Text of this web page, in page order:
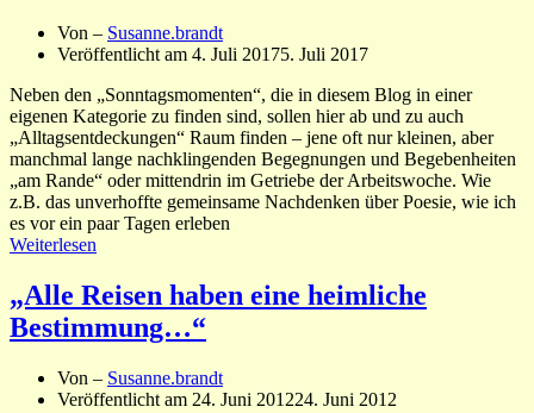
Von – Susanne.brandt
Veröffentlicht am 4. Juli 20175. Juli 2017
Neben den „Sonntagsmomenten“, die in diesem Blog in einer
eigenen Kategorie zu finden sind, sollen hier ab und zu auch
„Alltagsentdeckungen“ Raum finden – jene oft nur kleinen, aber
manchmal lange nachklingenden Begegnungen und Begebenheiten
„am Rande“ oder mittendrin im Getriebe der Arbeitswoche. Wie
z.B. das unverhoffte gemeinsame Nachdenken über Poesie, wie ich
es vor ein paar Tagen erleben
Weiterlesen
„Alle Reisen haben eine heimliche
Bestimmung…“
Von – Susanne.brandt
Veröffentlicht am 24. Juni 201224. Juni 2012